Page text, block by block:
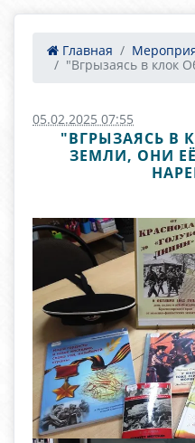
Главная
"Вгрызаясь в клок
05.02.2025 07:55
"ВГРЫЗАЯСЬ В
ЗЕМЛИ, ОНИ